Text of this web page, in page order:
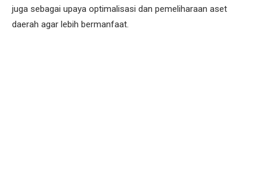
juga sebagai upaya optimalisasi dan pemeliharaan aset
daerah agar lebih bermanfaat.